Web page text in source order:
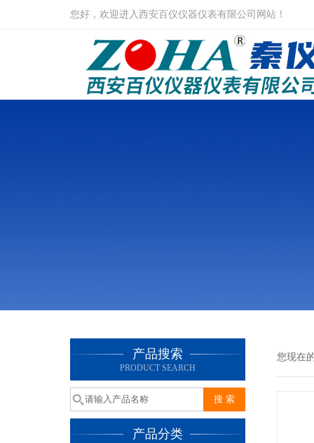
您好，欢迎进入西安百仪仪器仪表有限公司网站！
产品搜索
PRODUCT SEARCH
产品分类
您现在